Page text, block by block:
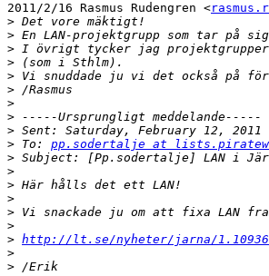
2011/2/16 Rasmus Rudengren <
>
>
>
>
>
>
>
>
>
> To: pp.sodertalje at
>
>
>
>
>
>
> http://lt.se/nyheter/jarna/
>
>